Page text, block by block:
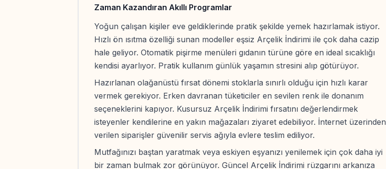
Zaman Kazandıran Akıllı Programlar
Yoğun çalışan kişiler eve geldiklerinde pratik şekilde yemek hazırlamak istiyor.
Hızlı ön ısıtma özelliği sunan modeller eşsiz Arçelik İndirimi ile çok daha cazip
hale geliyor. Otomatik pişirme menüleri gıdanın türüne göre en ideal sıcaklığı
kendisi ayarlıyor. Pratik kullanım günlük yaşamın stresini alıp götürüyor.
Hazırlanan olağanüstü fırsat dönemi stoklarla sınırlı olduğu için hızlı karar
vermek gerekiyor. Erken davranan tüketiciler en sevilen renk ile donanım
seçeneklerini kapıyor. Kusursuz Arçelik İndirimi fırsatını değerlendirmek
isteyenler kendilerine en yakın mağazaları ziyaret edebiliyor. İnternet üzerinden
verilen siparişler güvenilir servis ağıyla evlere teslim ediliyor.
Mutfağınızı baştan yaratmak veya eskiyen eşyanızı yenilemek için çok daha iyi
bir zaman bulmak zor görünüyor. Güncel Arçelik İndirimi rüzgarını arkanıza